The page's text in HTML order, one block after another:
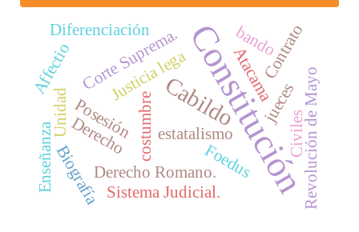
Constitución
Cabildo jueces
costumbre
Justicia lega
Derecho Romano.
Atacama
Posesión
Corte Suprema.
Biografía
estatalismo
Sistema Judicial.
Diferenciación
Unidad
Contrato
Foedus
Affectio
Civiles
Derecho
Enseñanza Revolución de Mayo
bando